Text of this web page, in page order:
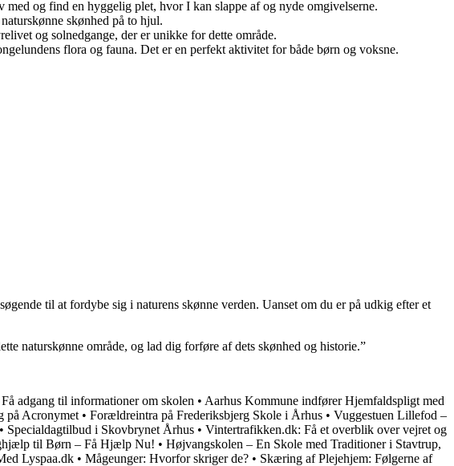
og find en hyggelig plet, hvor I kan slappe af og nyde omgivelserne.
skønhed på to hjul.
og solnedgange, der er unikke for dette område.
flora og fauna. Det er en perfekt aktivitet for både børn og voksne.
til at fordybe sig i naturens skønne verden. Uanset om du er på udkig efter et
naturskønne område, og lad dig forføre af dets skønhed og historie.”
adgang til informationer om skolen • Aarhus Kommune indfører Hjemfaldspligt med
på Acronymet • Forældreintra på Frederiksbjerg Skole i Århus • Vuggestuen Lillefod –
• Specialdagtilbud i Skovbrynet Århus • Vintertrafikken.dk: Få et overblik over vejret og
til Børn – Få Hjælp Nu! • Højvangskolen – En Skole med Traditioner i Stavtrup,
Lyspaa.dk • Mågeunger: Hvorfor skriger de? • Skæring af Plejehjem: Følgerne af